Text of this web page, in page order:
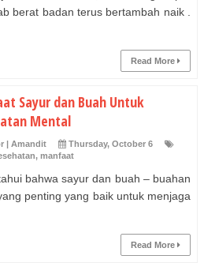
berat badan terus bertambah naik .
Read More
Sayur dan Buah Untuk
Mental
| Amandit
Thursday, October 6
, manfaat
bahwa sayur dan buah – buahan
penting yang baik untuk menjaga
Read More